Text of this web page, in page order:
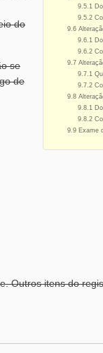
9.5.1
9.5.2
9.6
9.6.1
9.6.2
9.7
9.7.1
9.7.2
9.8
9.8.1
9.8.2
9.9 Exame
do
se
de
Outros itens do